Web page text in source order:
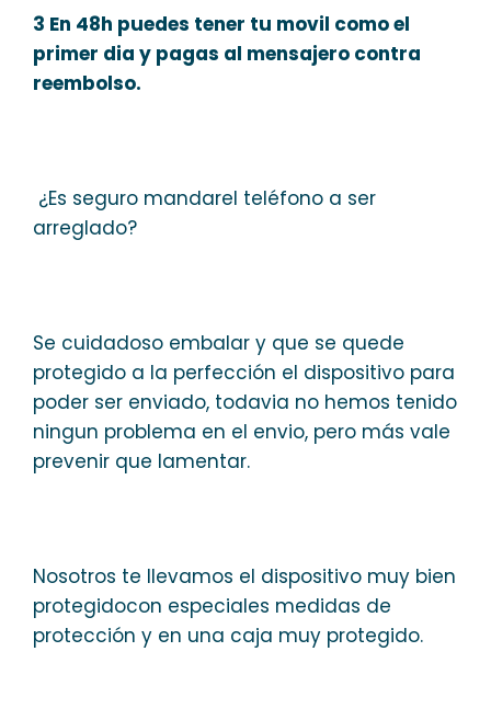
3 En 48h puedes tener tu movil como el
primer dia y pagas al mensajero contra
reembolso.
¿Es seguro mandarel teléfono a ser
arreglado?
Se cuidadoso embalar y que se quede
protegido a la perfección el dispositivo para
poder ser enviado, todavia no hemos tenido
ningun problema en el envio, pero más vale
prevenir que lamentar.
Nosotros te llevamos el dispositivo muy bien
protegidocon especiales medidas de
protección y en una caja muy protegido.